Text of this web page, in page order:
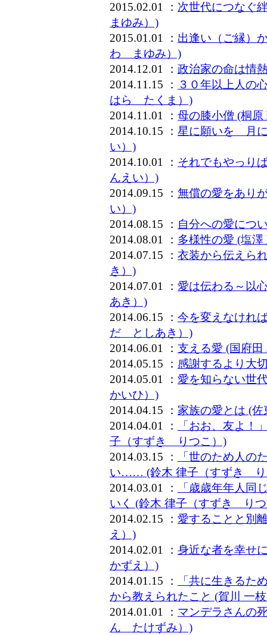
2015.02.01 ： 次世代につなぐ
まゆみ）)
2015.01.01 ： 出逢い（ご縁）
わ まゆみ）)
2014.12.01 ： 政治家の命は情
2014.11.15 ： ３０年以上人の
はら たくま）)
2014.11.01 ： 母の膝小僧 (桐
2014.10.15 ： 星に願いを 月
い）)
2014.10.01 ： それでもやっり
んえい）)
2014.09.15 ： 無償の愛をあり
い）)
2014.08.15 ： 自分への愛につ
2014.08.01 ： 多様性の愛 (塩
2014.07.15 ： 衣装から伝えら
き）)
2014.07.01 ： 愛は伝わる～以
あき）)
2014.06.15 ： 今を変えなけれ
だ としあき）)
2014.06.01 ： 支える愛 (国府
2014.05.15 ： 感謝するより大
2014.05.01 ： 愛を知らない世
かいひ）)
2014.04.15 ： 家族の愛とは (
2014.04.01 ：
「おお、友よ
子（すずき りつこ）)
2014.03.15 ：
「世のため人の
い…… (鈴木 律子（すずき り
2014.03.01 ：
「歳歳年年人同
いく (鈴木 律子（すずき り
2014.02.15 ： 愛することと別
え）)
2014.02.01 ： 身近な者を幸せ
かずえ）)
2014.01.15 ：
「共に生きるた
から教えられたこと (賀川 一
2014.01.01 ： マンデラさんの
ん たけずみ）)